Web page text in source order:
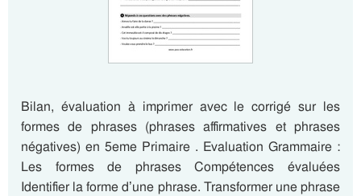
Bilan, évaluation à imprimer avec le corrigé sur les
formes de phrases (phrases affirmatives et phrases
négatives) en 5eme Primaire . Evaluation Grammaire :
Les formes de phrases Compétences évaluées
Identifier la forme d’une phrase. Transformer une phrase